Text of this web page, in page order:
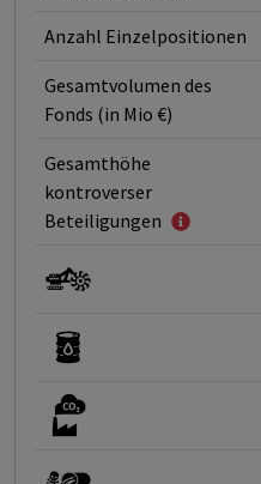
Anzahl Einzelpositionen
Gesamtvolumen des
Fonds (in Mio €)
Gesamthöhe
kontroverser
Beteiligungen